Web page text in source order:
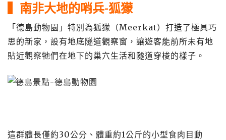
▍南非大地的哨兵-狐獴
「德島動物園」特別為狐獴（Meerkat）打造了極具巧
思的新家，設有地底隧道觀察窗，讓遊客能前所未有地
貼近觀察牠們在地下的巢穴生活和隧道穿梭的樣子。
這群體長僅約30公分、體重約1公斤的小型食肉目動